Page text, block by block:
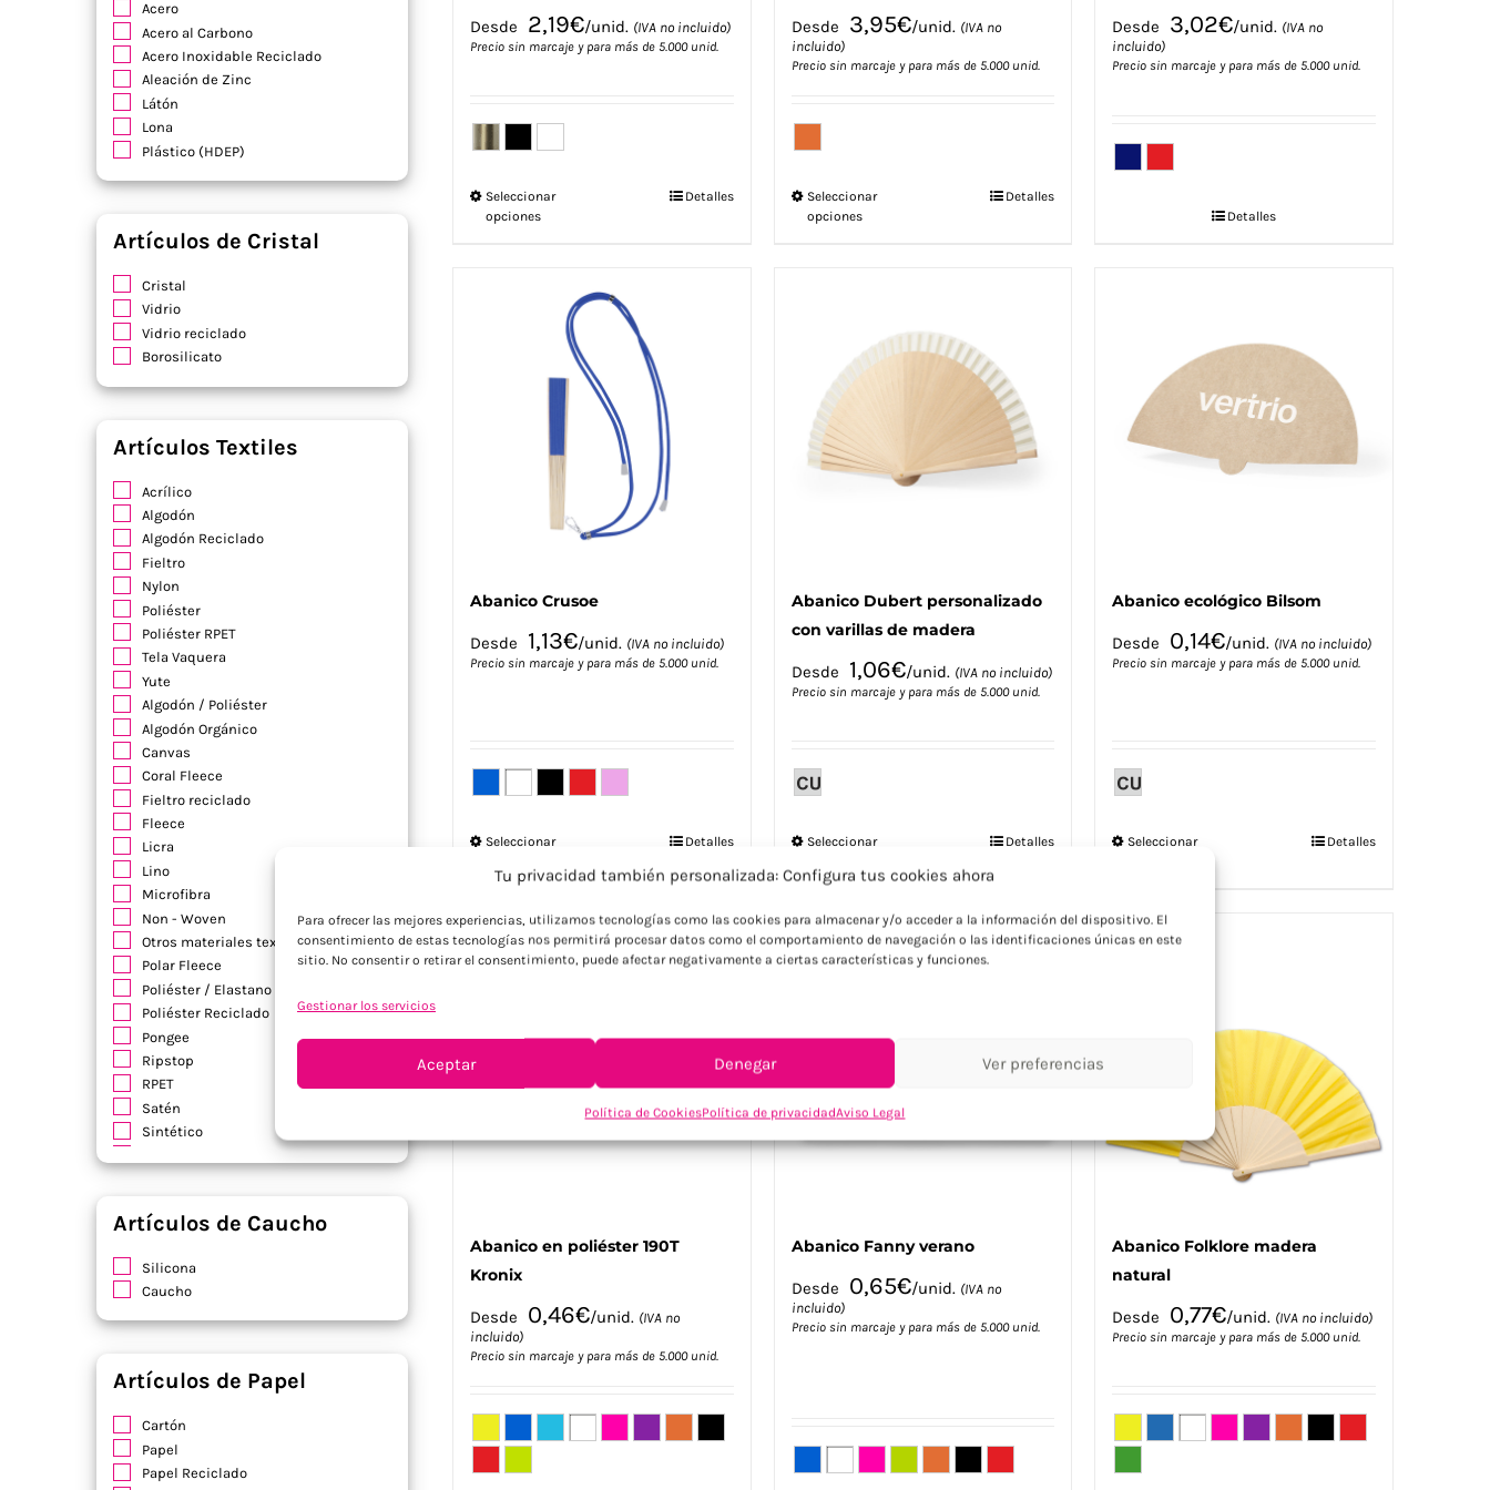
Tu privacidad también personalizada: Configura tus cookies ahora
Para ofrecer las mejores experiencias, utilizamos tecnologías como las cookies para almacenar y/o acceder a la información del dispositivo. El
consentimiento de estas tecnologías nos permitirá procesar datos como el comportamiento de navegación o las identificaciones únicas en este
sitio. No consentir o retirar el consentimiento, puede afectar negativamente a ciertas características y funciones.
Gestionar los servicios
Aceptar Denegar Ver preferencias
Política de CookiesPolítica de privacidadAviso Legal
Desde 2,19€/unid. (IVA no incluido)
Precio sin marcaje y para más de 5.000 unid.
Seleccionar
opciones
variantes.
Las
opciones
pueden
elegir
en
página
de
producto
Detalles
Desde 3,95€/unid. (IVA no
incluido)
Precio sin marcaje y para más de 5.000 unid.
Seleccionar
opciones
opciones
la
página
Detalles
Desde 3,02€/unid. (IVA no
incluido)
Precio sin marcaje y para más de 5.000 unid.
Detalles
Abanico Crusoe
Desde 1,13€/unid. (IVA no incluido)
Precio sin marcaje y para más de 5.000 unid.
Seleccionar
producto
múltiples
variantes.
Las
pueden
en
la
página
Detalles
Abanico Dubert personalizado
con varillas de madera
Desde 1,06€/unid. (IVA no incluido)
Precio sin marcaje y para más de 5.000 unid.
Seleccionar
producto
múltiples
variantes.
Las
página
Detalles
Abanico ecológico Bilsom
Desde 0,14€/unid. (IVA no incluido)
Precio sin marcaje y para más de 5.000 unid.
Seleccionar
pueden
elegir
en
la
página
producto
Detalles
Abanico en poliéster 190T
Kronix
Desde 0,46€/unid. (IVA no
incluido)
Precio sin marcaje y para más de 5.000 unid.
Abanico Fanny verano
Desde 0,65€/unid. (IVA no
incluido)
Precio sin marcaje y para más de 5.000 unid.
Abanico Folklore madera
natural
Desde 0,77€/unid. (IVA no incluido)
Precio sin marcaje y para más de 5.000 unid.
Acero
Acero al Carbono
Acero Inoxidable Reciclado
Aleación de Zinc
Látón
Lona
Plástico (HDEP)
Artículos de Cristal
Cristal
Vidrio
Vidrio reciclado
Borosilicato
Artículos Textiles
Acrílico
Algodón
Algodón Reciclado
Fieltro
Nylon
Poliéster
Poliéster RPET
Tela Vaquera
Yute
Algodón / Poliéster
Algodón Orgánico
Canvas
Coral Fleece
Fieltro reciclado
Fleece
Licra
Lino
Microfibra
Non - Woven
Otros materiales textiles
Polar Fleece
Poliéster / Elastano
Poliéster Reciclado
Pongee
Ripstop
RPET
Satén
Sintético
Yute / Algodón
Artículos de Caucho
Silicona
Caucho
Artículos de Papel
Cartón
Papel
Papel Reciclado